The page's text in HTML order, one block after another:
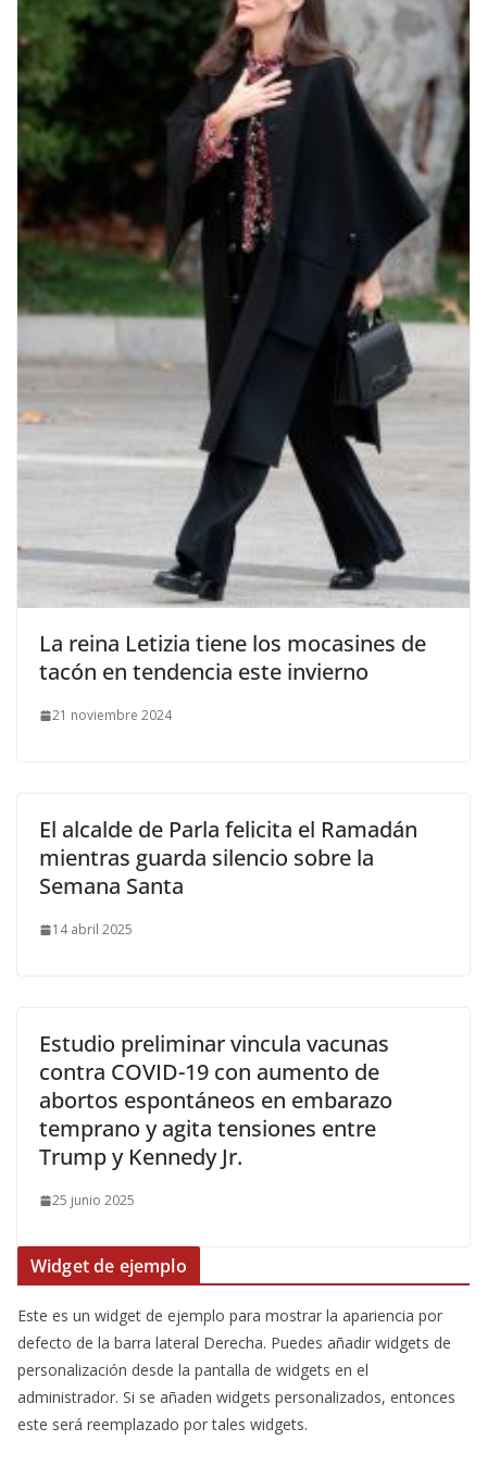
​La reina Letizia tiene los mocasines de
tacón en tendencia este invierno
21 noviembre 2024
El alcalde de Parla felicita el Ramadán
mientras guarda silencio sobre la
Semana Santa
14 abril 2025
Estudio preliminar vincula vacunas
contra COVID-19 con aumento de
abortos espontáneos en embarazo
temprano y agita tensiones entre
Trump y Kennedy Jr.
25 junio 2025
Widget de ejemplo
Este es un widget de ejemplo para mostrar la apariencia por
defecto de la barra lateral Derecha. Puedes añadir widgets de
personalización desde la pantalla de widgets en el
administrador. Si se añaden widgets personalizados, entonces
este será reemplazado por tales widgets.